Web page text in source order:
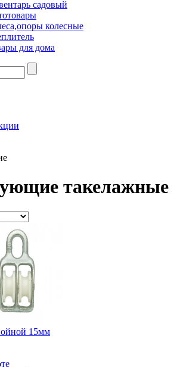
садовый
колесные
для дома
такелажные
15мм